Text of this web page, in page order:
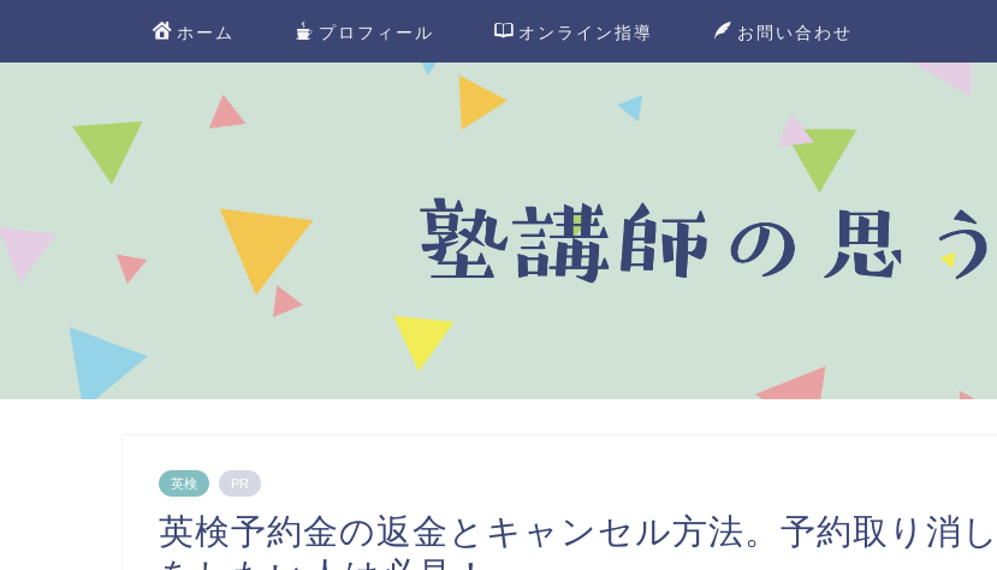
ホーム プロフィール オンライン指導 お問い合わせ
英検 PR
英検予約金の返金とキャンセル方法。予約取り消し